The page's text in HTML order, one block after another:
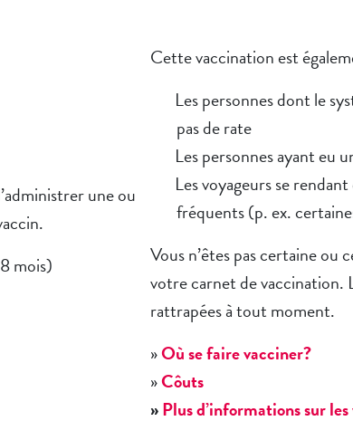
une ou
mois)
Cette vaccination est
Les personnes dont le
pas de rate
Les personnes ayant eu
Les voyageurs se
fréquents (p. ex.
Vous n’êtes pas certaine ou
votre carnet de vaccination.
rattrapées à tout moment.
»Où se faire vacciner?
»Côuts
»Plus d’informations sur